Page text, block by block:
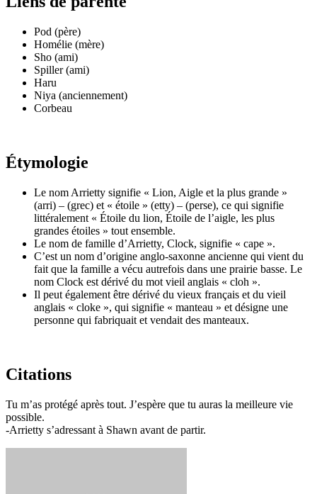
Pod (père)
Homélie (mère)
Sho (ami)
Spiller (ami)
Haru
Niya (anciennement)
Corbeau
Étymologie
Le nom Arrietty signifie « Lion, Aigle et la plus grande »
(arri) – (grec) et « étoile » (etty) – (perse), ce qui signifie
littéralement « Étoile du lion, Étoile de l’aigle, les plus
grandes étoiles » tout ensemble.
Le nom de famille d’Arrietty, Clock, signifie « cape ».
C’est un nom d’origine anglo-saxonne ancienne qui vient du
fait que la famille a vécu autrefois dans une prairie basse. Le
nom Clock est dérivé du mot vieil anglais « cloh ».
Il peut également être dérivé du vieux français et du vieil
anglais « cloke », qui signifie « manteau » et désigne une
personne qui fabriquait et vendait des manteaux.
Citations
Tu m’as protégé après tout. J’espère que tu auras la meilleure vie
possible.
-Arrietty s’adressant à Shawn avant de partir.